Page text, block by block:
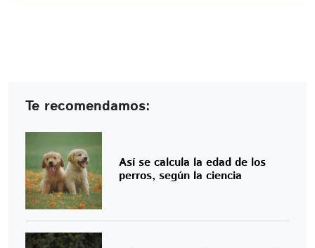
Te recomendamos:
Así se calcula la edad de los
perros, según la ciencia